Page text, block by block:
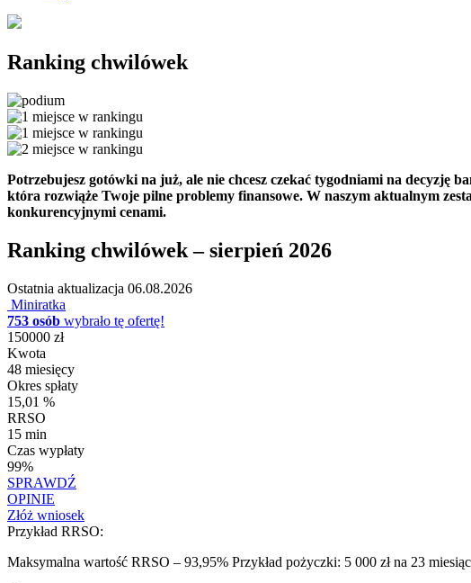
Ranking chwilówek
Potrzebujesz gotówki na już, ale nie chcesz czekać tygodniami na
która rozwiąże Twoje pilne problemy finansowe. W naszym aktualnym
konkurencyjnymi cenami.
Ranking chwilówek – sierpień 2026
Ostatnia aktualizacja 06.08.2026
Miniratka
753 osób wybrało tę ofertę!
150000 zł
Kwota
48 miesięcy
Okres spłaty
15,01 %
RRSO
15 min
Czas wypłaty
99%
SPRAWDŹ
OPINIE
Złóż wniosek
Przykład RRSO:
Maksymalna wartość RRSO – 93,95% Przykład pożyczki: 5 000 zł na 23